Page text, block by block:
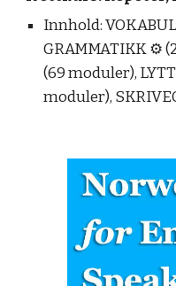
Innhold:
GRAMMATIKK ⚙️
(69 moduler),
moduler),